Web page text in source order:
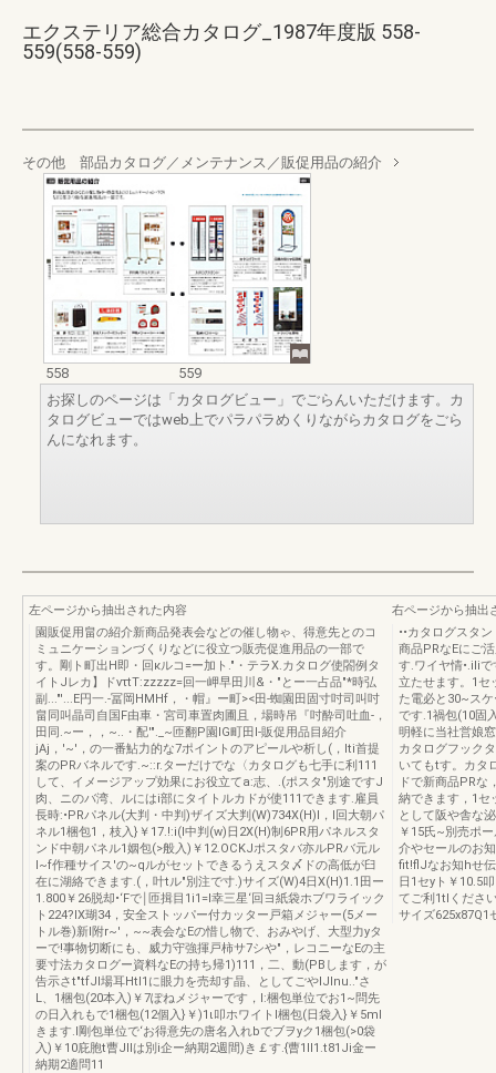
エクステリア総合カタログ_1987年度版 558-
559(558-559)
その他 部品カタログ／メンテナンス／販促用品の紹介
558
559
お探しのページは「カタログビュー」でごらんいただけます。カ
タログビューではweb上でパラパラめくりながらカタログをごら
んになれます。
左ページから抽出された内容
園販促用畠の紹介新商品発表会などの催し物ゃ、得意先とのコ
ミュニケーションづくりなどに役立つ販売促進用品の一部で
す。剛ト町出H即・回κルコ=ー加ト."・テラX.カタログ使閤例タ
イトJレカ】ドvτtT:zzzzz=回一岬早田川&・"とー一占品"*時弘
副..."'...E円一.-冨岡HMHf，・帽』ー町><田-蜘園田固寸吋司叫吋
畠同叫晶司自国F由車・宮司車置肉圃且，場時吊『吋酔司吐血-，
田同.~ー，，~..・配'"._~匝翻P園IG町田l-販促用品目紹介
jAj，'~'，の一番鮎力的な7ポイントのアピールや析し(，lti首提
案のPRバネルです.~::r.ターだけでな〈カタログも七手に利111
して、イメージアップ効果にお役立てa:志、.(ポスタ"別途ですJ
肉、ニのバ湾、ルにはi部にタイトルカドが使111できます.雇員
長時:•PRパネル(大判・中判)ザイズ大判(W)734X(H)l，l回大朝パ
ネル1梱包1，枝入}￥17.!:i(l中判(w)日2X(H)制6PR用パネルスタ
ンド中朝パネル1姻包(>般入)￥12.OCKJポスタバ亦ルPRバ元ル
I~f作種サイス'の~qルがセットできるうえスタ〆ドの高低が臼
在に湖絡できます.(，叶tル"別注で寸.)サイズ(W)4日X(H)1.1田ー
1.800￥26脱却•‘Fで￨匝揖目1i1=l幸三星‘回ヨ紙袋ホブワライック
ト224?lX瑚34，安全ストッパー付カッター戸箱メジャー(5メー
トル巻)新l附r~'，~~表会なEの惜し物で、おみやげ、大型力yタ
ーで!事物切断にも、威力守強揮戸柿サ7シや"，レコニーなEの主
要寸法カタログー資料なEの持ち帰1)111，二、動(PBします，が
告示さt"tfJl場耳Htl1に眼力を売却す晶、としてごやIJInu.."さ
L、1梱包(20本入)￥7ぽねメジャーです，I:梱包単位でお1~問先
の日入れもで1梱包(12個入}￥)1ι叩ホワイトl梱包(日袋入}￥5ml
きます.l剛包単位で‘お得意先の唐名入れbでブヲyク1梱包(>0袋
入)￥10庇胞t曹JIIは別i企ー納期2週間)き￡す.{曹1II1.t81Ji金ー
納期2適問11
右ページから抽出
••カタログスタ
商品PRなEにご
す.ワイヤ情•.ili
立たせます。1セ
た電必と30~ス
です.1禍包(10固
明軽に当社営娘
カタログフック
いてもtす。カタ
ドで新商品PR
納できます，1セ
として阪や舎な
￥15氏~別売ポ
介やセールのお
fit!flJなお知hせ
日1セyト￥10.5
てご利1tIくださ
サイズ625x87Q1